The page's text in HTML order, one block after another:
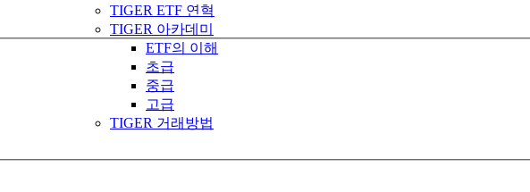
TIGER ETF 연혁
TIGER 아카데미
ETF의 이해
초급
중급
고급
TIGER 거래방법